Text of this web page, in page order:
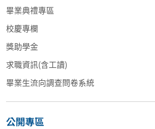
畢業典禮專區
校慶專欄
獎助學金
求職資訊(含工讀)
畢業生流向調查問卷系統
公開專區